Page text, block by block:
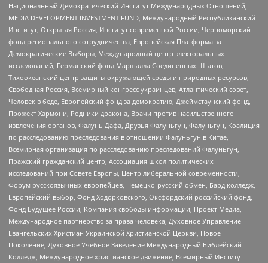
Национальный Демократический Институт Международных Отношений,
MEDIA DEVELOPMENT INVESTMENT FUND, Международный Республиканский
Институт, Открытая Россия, Институт современной России, Черноморский
фонд регионального сотрудничества, Европейская Платформа за
Демократические Выборы, Международный центр электоральных
исследований, Германский фонд Маршалла Соединенных Штатов,
Тихоокеанский центр защиты окружающей среды и природных ресурсов,
Свободная Россия, Всемирный конгресс украинцев, Атлантический совет,
Человек в беде, Европейский фонд за демократию, Джеймстаунский фонд,
Прожект Хармони, Родники дракона, Врачи против насильственного
извлечения органов, Фалунь Дафа, Друзья Фалуньгун, Фалуньгун, Коалиция
по расследованию преследования в отношении Фалуньгун в Китае,
Всемирная организация по расследованию преследований Фалуньгун,
Пражский гражданский центр, Ассоциация школ политических
исследований при Совете Европы, Центр либеральной современности,
Форум русскоязычных европейцев, Немецко-русский обмен, Бард колледж,
Европейский выбор, Фонд Ходорковского, Оксфордский российский фонд,
Фонд Будущее России, Компания свободы информации, Проект Медиа,
Международное партнерство за права человека, Духовное Управление
Евангельских Христиан Украинской Христианской Церкви, Новое
Поколение, Духовное Учебное Заведение Международный Библейский
Колледж, Международное христианское движение, Всемирный Институт